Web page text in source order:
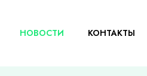
НОВОСТИ КОНТАКТЫ